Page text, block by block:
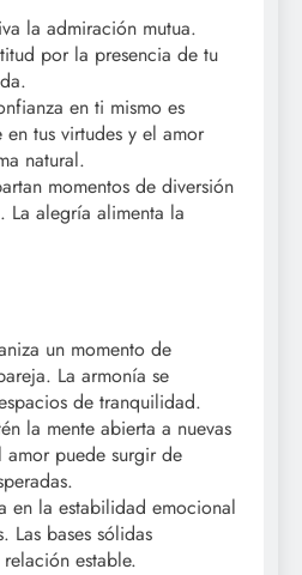
la admiración mutua.
por la presencia de tu
en ti mismo es
tus virtudes y el amor
natural.
momentos de diversión
La alegría alimenta la
un momento de
La armonía se
de tranquilidad.
la mente abierta a nuevas
amor puede surgir de
en la estabilidad emocional
Las bases sólidas
estable.